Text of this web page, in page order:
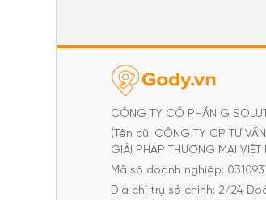
CÔNG TY CỔ PHẦN G
(Tên cũ: CÔNG TY CP TƯ
GIẢI PHÁP THƯƠNG MẠI VIỆT
Mã số doanh nghiệp:
Địa chỉ trụ sở chính: 2/24